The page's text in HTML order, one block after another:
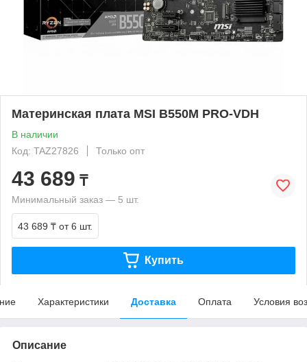
Материнская плата MSI B550M PRO-VDH
В наличии
Код: TAZ27826
Только опт
43 689 ₸
Минимальный заказ — 5 шт.
43 689 ₸ от 6 шт.
Купить
Характеристики Доставка Оплата Условия
Описание